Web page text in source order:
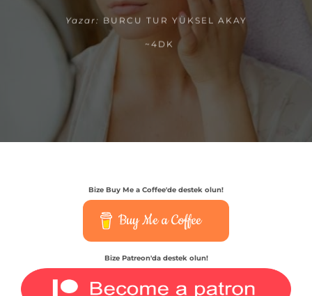
Yazar: BURCU TUR YÜKSEL AKAY
~4DK
Bize Buy Me a Coffee'de destek olun!
Buy Me a Coffee
Bize Patreon'da destek olun!